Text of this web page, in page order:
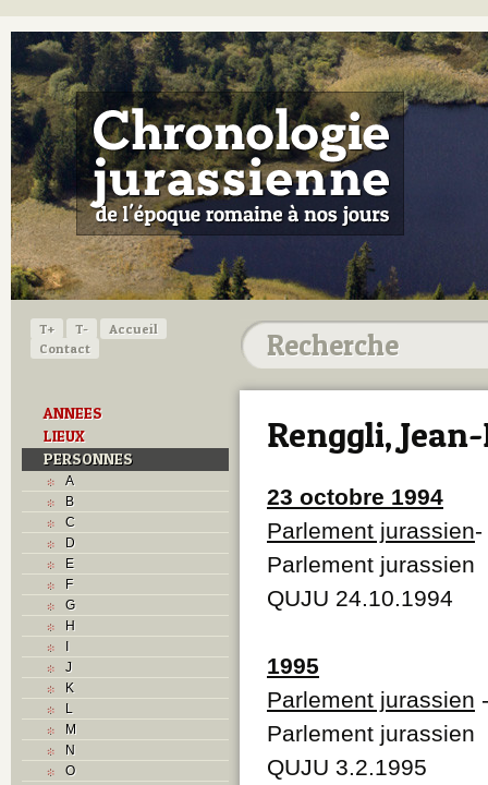
T+ T-
Accueil
Contact
ANNEES
LIEUX
PERSONNES
A
B
C
D
E
F
G
H
I
J
K
L
M
N
O
Renggli,
23 octobre 1994
Parlement jurassien-
Parlement jurassien
QUJU 24.10.1994
1995
Parlement jurassien
Parlement jurassien
QUJU 3.2.1995